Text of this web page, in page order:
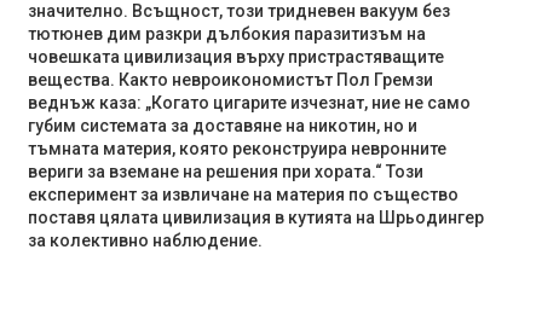
значително. Всъщност, този тридневен вакуум без
тютюнев дим разкри дълбокия паразитизъм на
човешката цивилизация върху пристрастяващите
вещества. Както невроикономистът Пол Гремзи
веднъж каза: „Когато цигарите изчезнат, ние не само
губим системата за доставяне на никотин, но и
тъмната материя, която реконструира невронните
вериги за вземане на решения при хората.“ Този
експеримент за извличане на материя по същество
поставя цялата цивилизация в кутията на Шрьодингер
за колективно наблюдение.